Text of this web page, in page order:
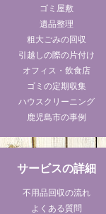
ゴミ屋敷
遺品整理
粗大ごみの回収
引越しの際の片付け
オフィス・飲食店
ゴミの定期収集
ハウスクリーニング
鹿児島市の事例
サービスの詳細
不用品回収の流れ
よくある質問